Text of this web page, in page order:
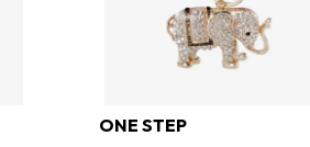
ONE STEP